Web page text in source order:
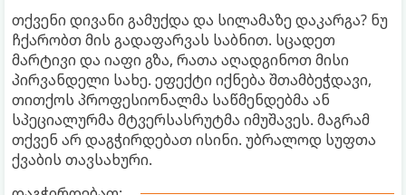
თქვენი დივანი გამუქდა და სილამაზე დაკარგა? ნუ
ჩქარობთ მის გადაფარვას საბნით. სცადეთ
მარტივი და იაფი გზა, რათა აღადგინოთ მისი
პირვანდელი სახე. ეფექტი იქნება შთამბეჭდავი,
თითქოს პროფესიონალმა საწმენდებმა ან
სპეციალურმა მტვერსასრუტმა იმუშავეს. მაგრამ
თქვენ არ დაგჭირდებათ ისინი. უბრალოდ სუფთა
ქვაბის თავსახური.